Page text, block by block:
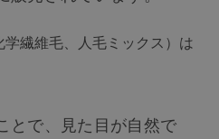
繊維毛、人毛ミックス）は
とで、見た目が自然で